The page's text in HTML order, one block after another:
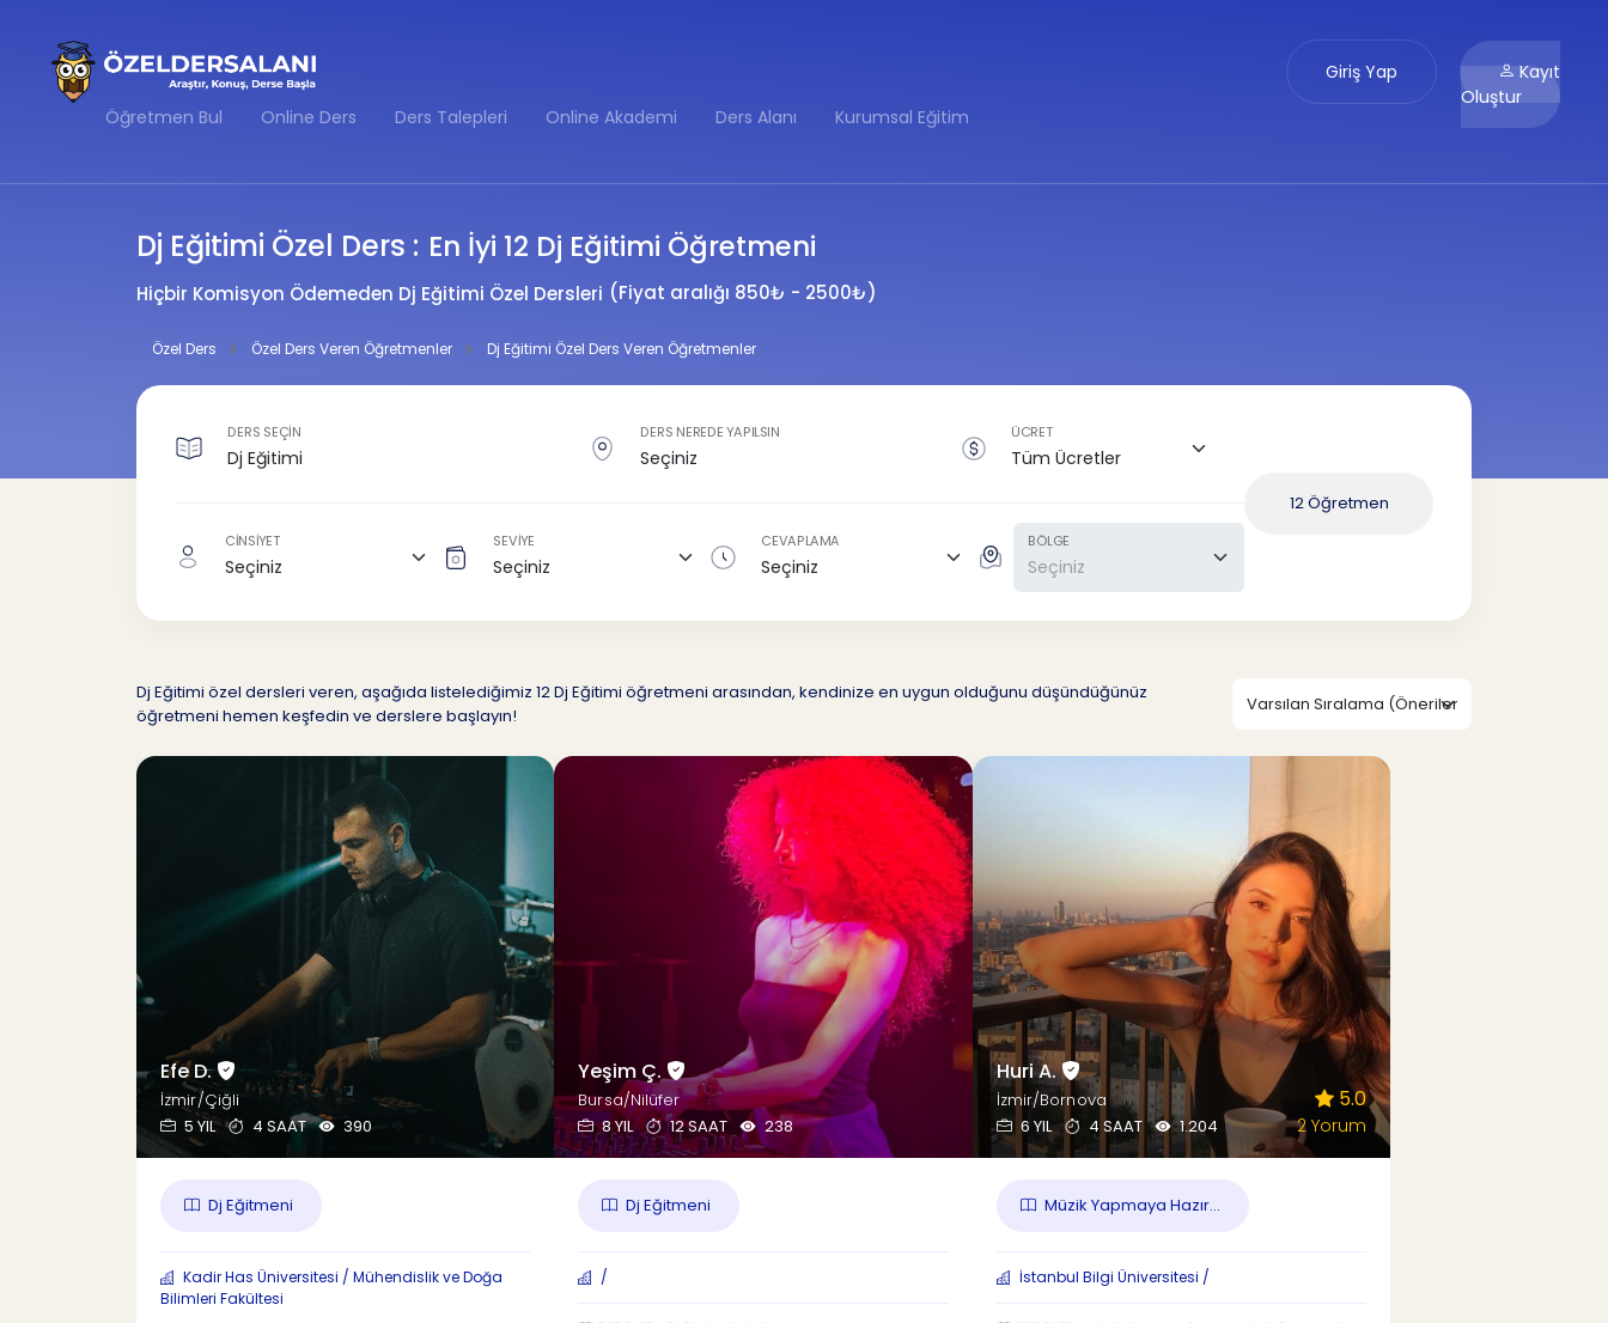
Öğretmen Bul Online Ders Ders Talepleri Online Akademi Ders Alanı Kurumsal Eğitim
Giriş Yap
Kayıt
Oluştur
Dj Eğitimi Özel Ders : En İyi 12 Dj Eğitimi Öğretmeni
Hiçbir Komisyon Ödemeden Dj Eğitimi Özel Dersleri (Fiyat aralığı 850₺ - 2500₺)
Özel Ders Özel Ders Veren Öğretmenler Dj Eğitimi Özel Ders Veren Öğretmenler
DERS SEÇİN DERS NEREDE YAPILSIN ÜCRET
CİNSİYET SEVİYE CEVAPLAMA BÖLGE
12 Öğretmen
Dj Eğitimi özel dersleri veren, aşağıda listelediğimiz 12 Dj Eğitimi öğretmeni arasından, kendinize en uygun olduğunu düşündüğünüz
öğretmeni hemen keşfedin ve derslere başlayın!
Efe D.
İzmir/Çiğli
5 YIL
4 SAAT 390
Dj Eğitmeni
Kadir Has Üniversitesi / Mühendislik ve Doğa
Bilimleri Fakültesi
Yeşim Ç.
Bursa/Nilüfer
8 YIL
12 SAAT 238
Dj Eğitmeni
/
Huri A.
İzmir/Bornova
6 YIL
4 SAAT 1.204
5.0
2 Yorum
Müzik Yapmaya Hazır...
İstanbul Bilgi Üniversitesi /